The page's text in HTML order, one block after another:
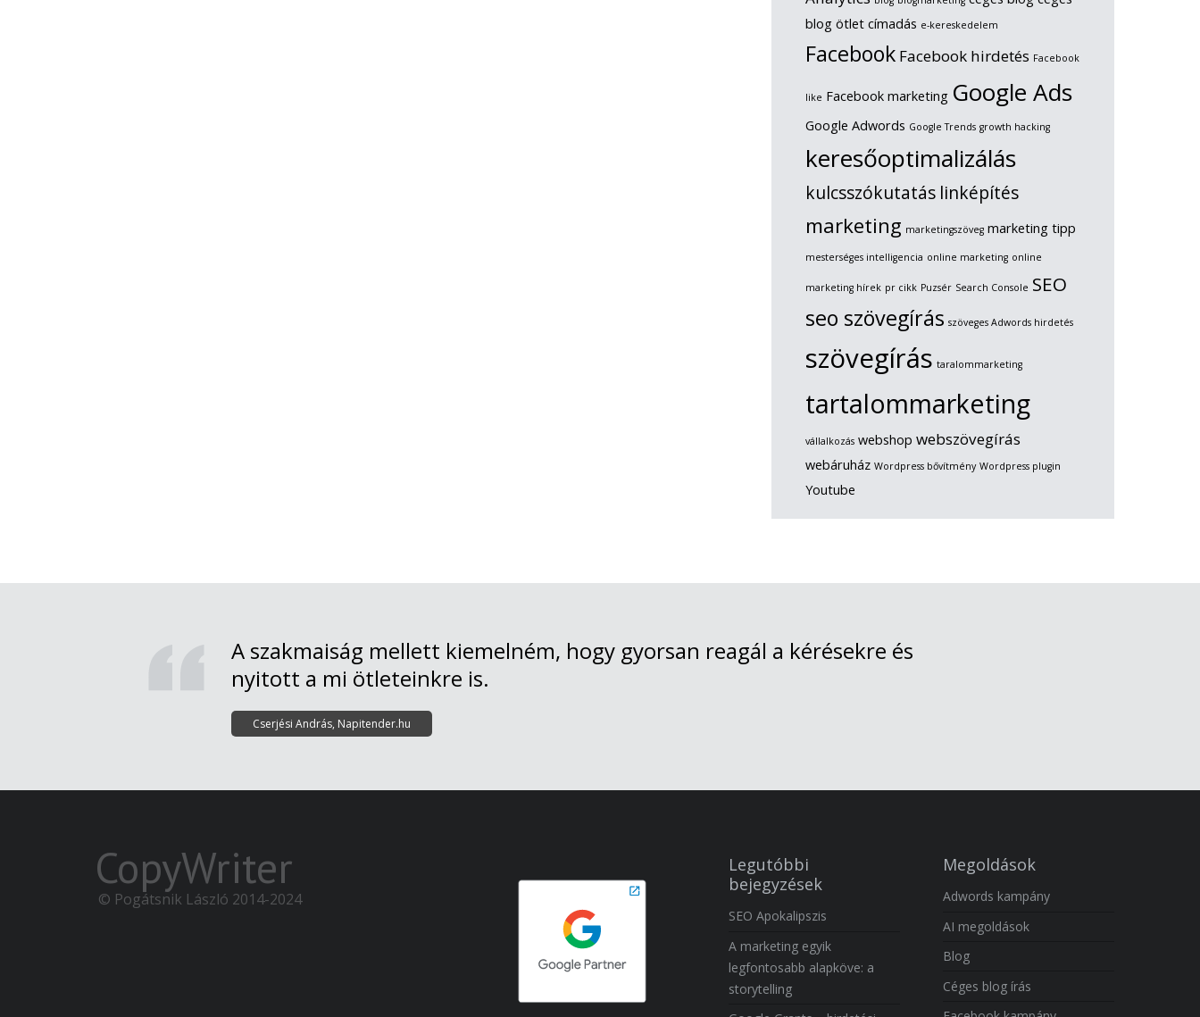
blog ötlet címadás e-kereskedelem
Facebook Facebook hirdetés Facebook
like Facebook marketing Google Ads
Google Adwords Google Trends growth hacking
keresőoptimalizálás
kulcsszókutatás linképítés
marketing marketingszöveg marketing tipp
mesterséges intelligencia online marketing online
marketing hírek pr cikk Puzsér Search Console SEO
seo szövegírás szöveges Adwords hirdetés
szövegírás taralommarketing
tartalommarketing
vállalkozás webshop webszövegírás
webáruház Wordpress bővítmény Wordpress plugin
Youtube
A szakmaiság mellett kiemelném, hogy gyorsan reagál a kérésekre és
nyitott a mi ötleteinkre is.
Cserjési András, Napitender.hu
CopyWriter
© Pogátsnik László 2014-2024
Legutóbbi
bejegyzések
SEO Apokalipszis
A marketing egyik
legfontosabb alapköve: a
storytelling
Megoldások
Adwords kampány
AI megoldások
Blog
Céges blog írás